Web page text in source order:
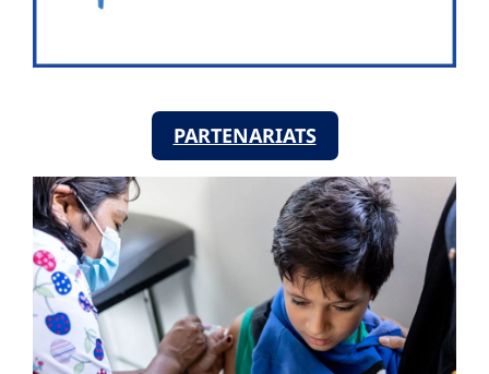
PARTENARIATS